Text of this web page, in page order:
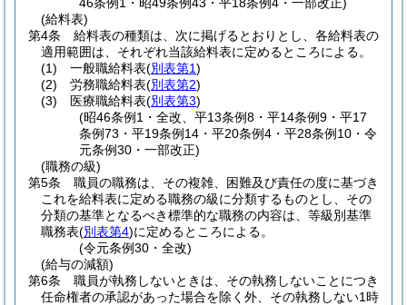
(給料表)
第4条
給料表の種類は、次に掲げるとおりとし、各給料表の
適用範囲は、それぞれ当該給料表に定めるところによる。
(1)
一般職給料表(別表第1)
(2)
労務職給料表(別表第2)
(3)
医療職給料表(別表第3)
(昭46条例1・全改、平13条例8・平14条例9・平17
条例73・平19条例14・平20条例4・平28条例10・令
元条例30・一部改正)
(職務の級)
第5条
職員の職務は、その複雑、困難及び責任の度に基づき
これを給料表に定める職務の級に分類するものとし、その
分類の基準となるべき標準的な職務の内容は、等級別基準
職務表(別表第4)に定めるところによる。
(令元条例30・全改)
(給与の減額)
第6条
職員が執務しないときは、その執務しないことにつき
任命権者の承認があった場合を除く外、その執務しない1時